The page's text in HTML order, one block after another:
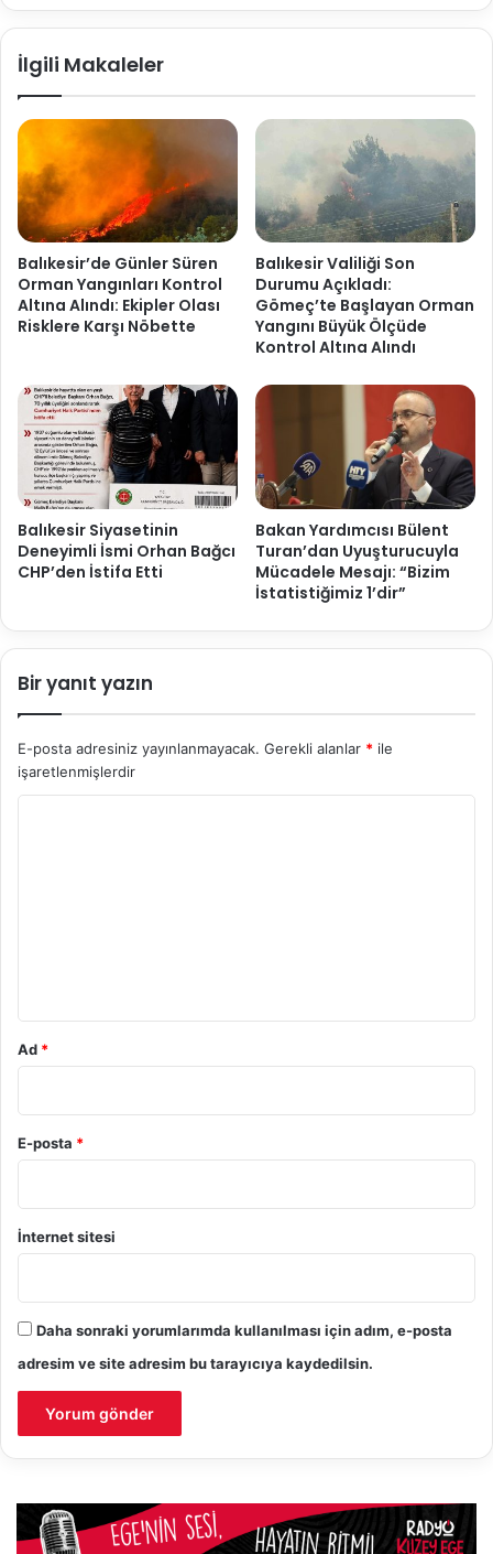
İlgili Makaleler
Balıkesir’de Günler Süren
Orman Yangınları Kontrol
Altına Alındı: Ekipler Olası
Risklere Karşı Nöbette
Balıkesir Valiliği Son
Durumu Açıkladı:
Gömeç’te Başlayan Orman
Yangını Büyük Ölçüde
Kontrol Altına Alındı
Balıkesir Siyasetinin
Deneyimli İsmi Orhan Bağcı
CHP’den İstifa Etti
Bakan Yardımcısı Bülent
Turan’dan Uyuşturucuyla
Mücadele Mesajı: “Bizim
İstatistiğimiz 1’dir”
Bir yanıt yazın
E-posta adresiniz yayınlanmayacak. Gerekli alanlar * ile
işaretlenmişlerdir
Ad *
E-posta *
İnternet sitesi
Daha sonraki yorumlarımda kullanılması için adım, e-posta
adresim ve site adresim bu tarayıcıya kaydedilsin.